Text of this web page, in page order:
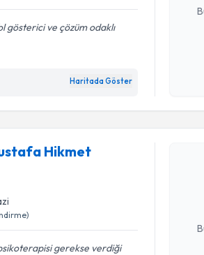
gösterici ve çözüm odaklı
Haritada Göster
Hikmet
gerekse verdiği
Randevu